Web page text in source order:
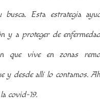
busca. Esta estrategia
y a proteger de
que vive en zonas
y desde allí lo contamos.
covid-19.